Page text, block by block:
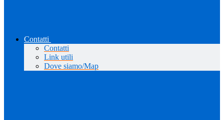
Contatti
Contatti
Link utili
Dove siamo/Map